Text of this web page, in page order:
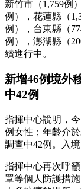
新竹市（1,759例
例），花蓮縣（
例），台東縣（
例），澎湖縣（
續進行中。
新增46例境外
中42例
指揮中心說明，
例女性；年齡介
調查中42例。入
指揮中心再次呼
罩等個人防護措